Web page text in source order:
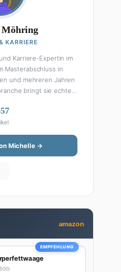
KARRIERE
Karriere-Expertin im
Masterabschluss in
und mehreren Jahren
bringt sie echtes
nicht wie eine
liegt darin, komplexe
dass sie jeder
dafür mit
Von ETF-
unter einen Hut
bekennende Kaffee-
Minimum), Podcast-
Wochenenden am
auf dem nächsten
Michelle →
amazon
EMPFEHLUNG